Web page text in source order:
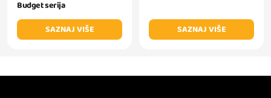
Budget serija
SAZNAJ VIŠE
SAZNAJ VIŠE